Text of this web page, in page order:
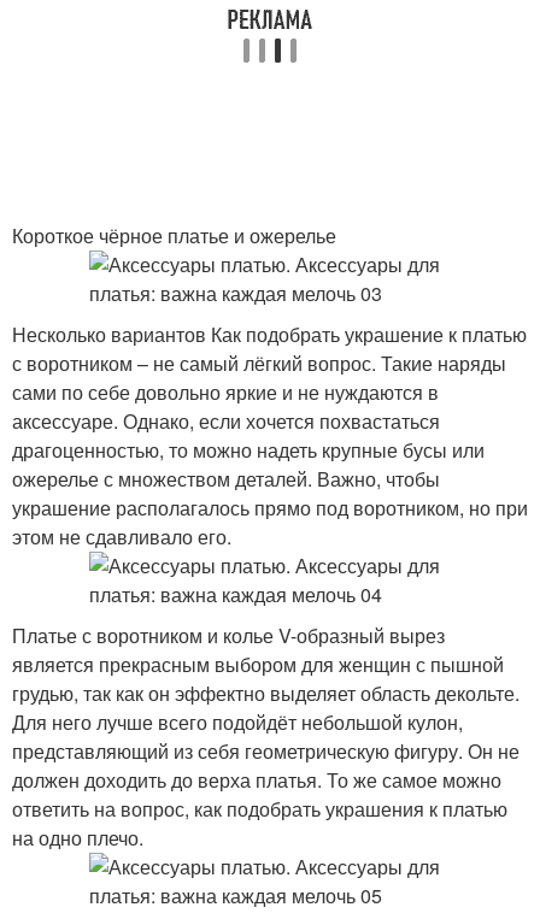
Короткое чёрное платье и ожерелье
Несколько вариантов Как подобрать украшение к платью
с воротником – не самый лёгкий вопрос. Такие наряды
сами по себе довольно яркие и не нуждаются в
аксессуаре. Однако, если хочется похвастаться
драгоценностью, то можно надеть крупные бусы или
ожерелье с множеством деталей. Важно, чтобы
украшение располагалось прямо под воротником, но при
этом не сдавливало его.
Платье с воротником и колье V-образный вырез
является прекрасным выбором для женщин с пышной
грудью, так как он эффектно выделяет область декольте.
Для него лучше всего подойдёт небольшой кулон,
представляющий из себя геометрическую фигуру. Он не
должен доходить до верха платья. То же самое можно
ответить на вопрос, как подобрать украшения к платью
на одно плечо.